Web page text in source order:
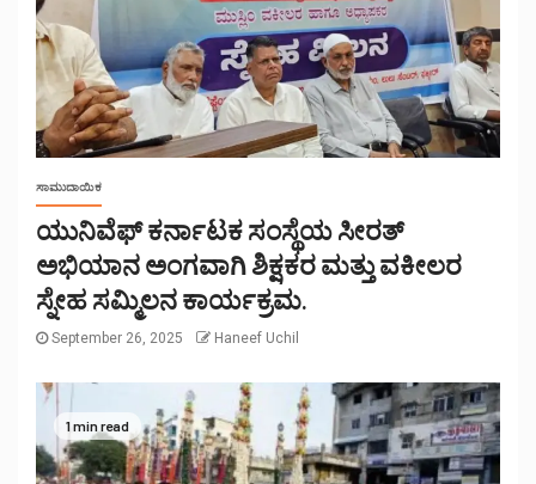
ಸಾಮುದಾಯಿಕ
ಯುನಿವೆಫ್ ಕರ್ನಾಟಕ ಸಂಸ್ಥೆಯ ಸೀರತ್
ಅಭಿಯಾನ ಅಂಗವಾಗಿ ಶಿಕ್ಷಕರ ಮತ್ತು ವಕೀಲರ
ಸ್ನೇಹ ಸಮ್ಮಿಲನ ಕಾರ್ಯಕ್ರಮ.
September 26, 2025 Haneef Uchil
1 min read